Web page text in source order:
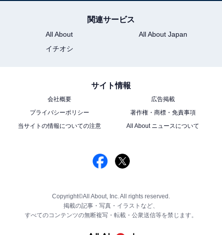
関連サービス
All About
All About Japan
イチオシ
サイト情報
会社概要
広告掲載
プライバシーポリシー
著作権・商標・免責事項
当サイトの情報についての注意
All About ニュースについて
Copyright©All About, Inc. All rights reserved.
掲載の記事・写真・イラストなど、
すべてのコンテンツの無断複写・転載・公衆送信等を禁じます。